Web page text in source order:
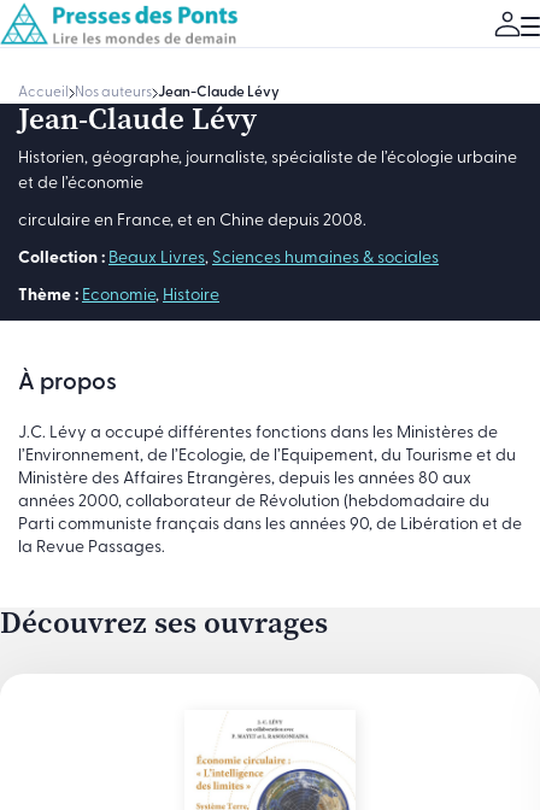
Accueil Nos auteurs Jean-Claude Lévy
Jean-Claude Lévy
Historien, géographe, journaliste, spécialiste de l’écologie urbaine
et de l’économie
circulaire en France, et en Chine depuis 2008.
Collection : Beaux Livres, Sciences humaines & sociales
Thème : Economie, Histoire
À propos
J.C. Lévy a occupé différentes fonctions dans les Ministères de
l’Environnement, de l’Ecologie, de l’Equipement, du Tourisme et du
Ministère des Affaires Etrangères, depuis les années 80 aux
années 2000, collaborateur de Révolution (hebdomadaire du
Parti communiste français dans les années 90, de Libération et de
la Revue Passages.
Découvrez ses ouvrages